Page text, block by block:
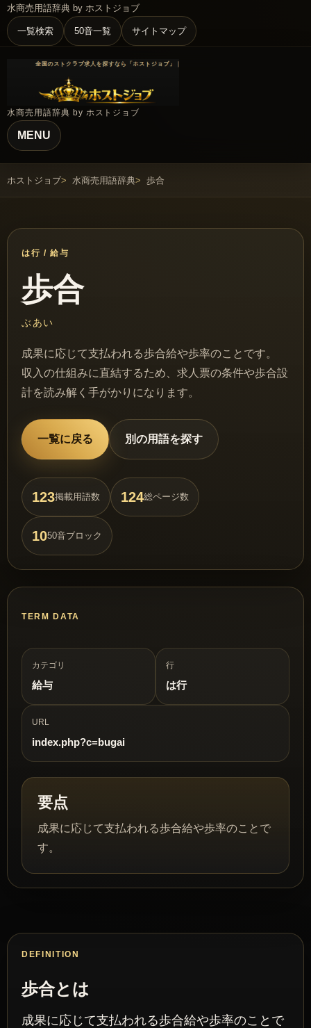
水商売用語辞典 by ホストジョブ
一覧検索 50音一覧 サイトマップ
水商売用語辞典 by ホストジョブ
MENU
ホストジョブ 水商売用語辞典 歩合
は行 / 給与
歩合
ぶあい
成果に応じて支払われる歩合給や歩率のことです。
収入の仕組みに直結するため、求人票の条件や歩合設
計を読み解く手がかりになります。
一覧に戻る 別の用語を探す
123掲載用語数 124総ページ数
1050音ブロック
TERM DATA
カテゴリ
給与
行
は行
URL
index.php?c=bugai
要点
成果に応じて支払われる歩合給や歩率のことで
す。
DEFINITION
歩合とは
成果に応じて支払われる歩合給や歩率のことで